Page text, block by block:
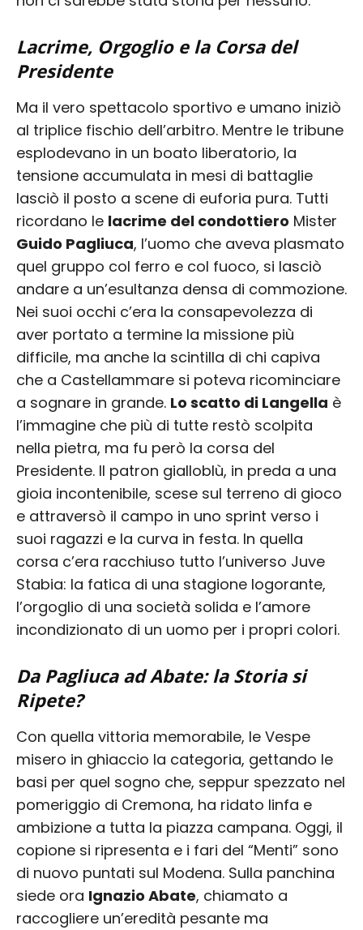
Lacrime, Orgoglio e la Corsa del
Presidente
Ma il vero spettacolo sportivo e umano iniziò
al triplice fischio dell’arbitro. Mentre le tribune
esplodevano in un boato liberatorio, la
tensione accumulata in mesi di battaglie
lasciò il posto a scene di euforia pura. Tutti
ricordano le lacrime del condottiero Mister
Guido Pagliuca, l’uomo che aveva plasmato
quel gruppo col ferro e col fuoco, si lasciò
andare a un’esultanza densa di commozione.
Nei suoi occhi c’era la consapevolezza di
aver portato a termine la missione più
difficile, ma anche la scintilla di chi capiva
che a Castellammare si poteva ricominciare
a sognare in grande. Lo scatto di Langella è
l’immagine che più di tutte restò scolpita
nella pietra, ma fu però la corsa del
Presidente. Il patron gialloblù, in preda a una
gioia incontenibile, scese sul terreno di gioco
e attraversò il campo in uno sprint verso i
suoi ragazzi e la curva in festa. In quella
corsa c’era racchiuso tutto l’universo Juve
Stabia: la fatica di una stagione logorante,
l’orgoglio di una società solida e l’amore
incondizionato di un uomo per i propri colori.
Da Pagliuca ad Abate: la Storia si
Ripete?
Con quella vittoria memorabile, le Vespe
misero in ghiaccio la categoria, gettando le
basi per quel sogno che, seppur spezzato nel
pomeriggio di Cremona, ha ridato linfa e
ambizione a tutta la piazza campana. Oggi, il
copione si ripresenta e i fari del “Menti” sono
di nuovo puntati sul Modena. Sulla panchina
siede ora Ignazio Abate, chiamato a
raccogliere un’eredità pesante ma